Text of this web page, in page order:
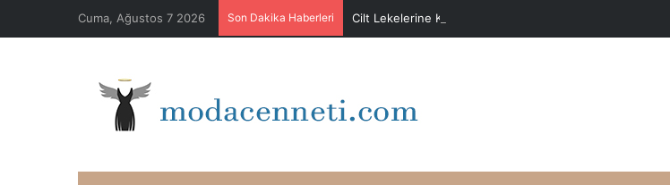
Cuma, Ağustos 7 2026 Son Dakika Haberleri Cilt Lekelerine Karşı Evde Maske Önerileri